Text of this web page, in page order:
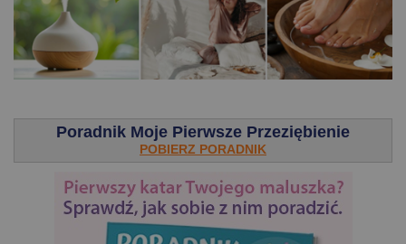
Poradnik Moje Pierwsze Przeziębienie
POBIERZ PORADNIK